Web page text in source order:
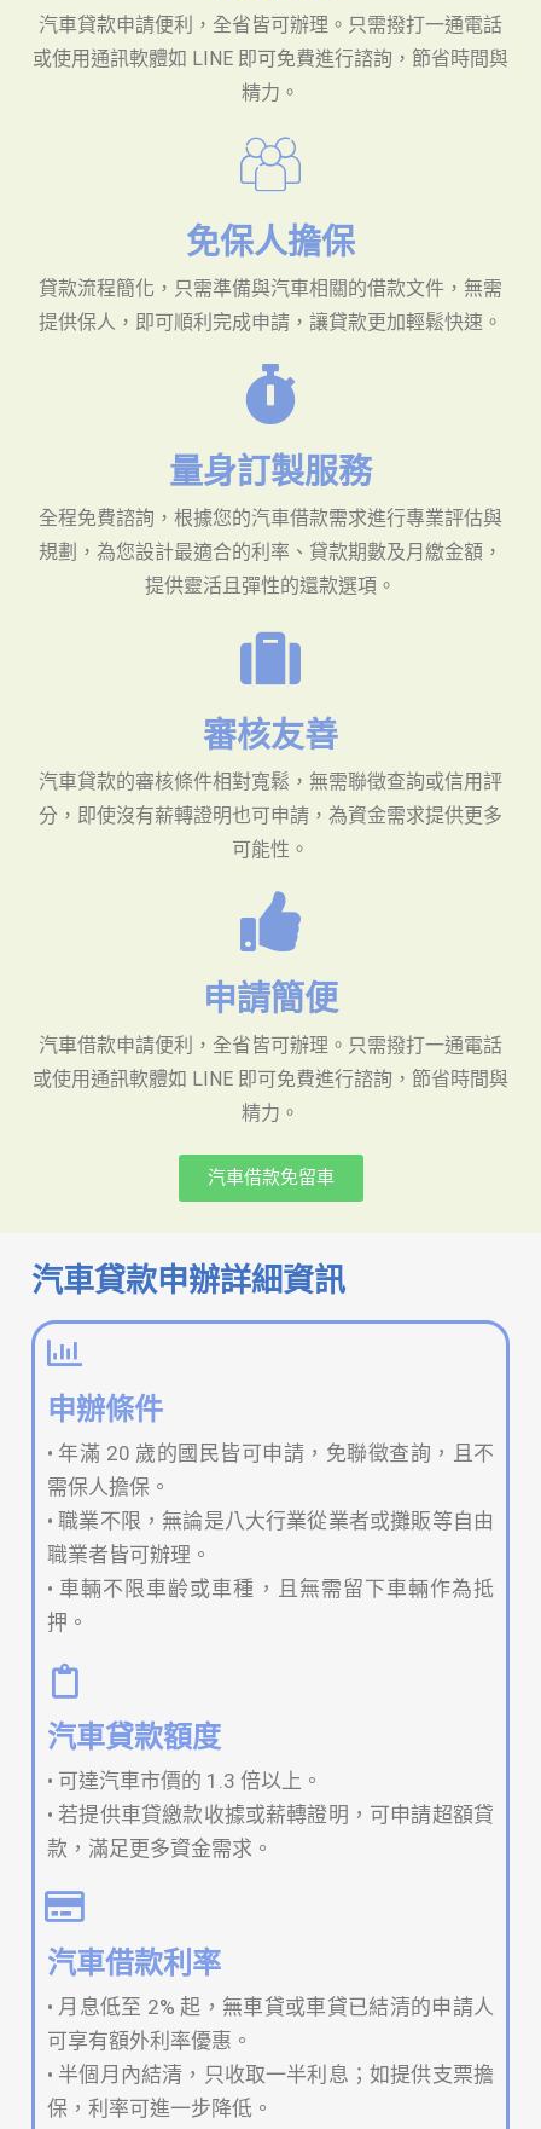
汽車貸款申請便利，全省皆可辦理。只需撥打一通電話
或使用通訊軟體如 LINE 即可免費進行諮詢，節省時間與
精力。
免保人擔保
貸款流程簡化，只需準備與汽車相關的借款文件，無需
提供保人，即可順利完成申請，讓貸款更加輕鬆快速。
量身訂製服務
全程免費諮詢，根據您的汽車借款需求進行專業評估與
規劃，為您設計最適合的利率、貸款期數及月繳金額，
提供靈活且彈性的還款選項。
審核友善
汽車貸款的審核條件相對寬鬆，無需聯徵查詢或信用評
分，即使沒有薪轉證明也可申請，為資金需求提供更多
可能性。
申請簡便
汽車借款申請便利，全省皆可辦理。只需撥打一通電話
或使用通訊軟體如 LINE 即可免費進行諮詢，節省時間與
精力。
汽車借款免留車
汽車貸款申辦詳細資訊
申辦條件
• 年滿 20 歲的國民皆可申請，免聯徵查詢，且不
需保人擔保。
• 職業不限，無論是八大行業從業者或攤販等自由
職業者皆可辦理。
• 車輛不限車齡或車種，且無需留下車輛作為抵
押。
汽車貸款額度
• 可達汽車市價的 1.3 倍以上。
• 若提供車貸繳款收據或薪轉證明，可申請超額貸
款，滿足更多資金需求。
汽車借款利率
• 月息低至 2% 起，無車貸或車貸已結清的申請人
可享有額外利率優惠。
• 半個月內結清，只收取一半利息；如提供支票擔
保，利率可進一步降低。